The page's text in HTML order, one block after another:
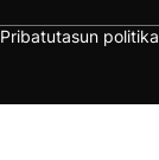
Pribatutasun politika